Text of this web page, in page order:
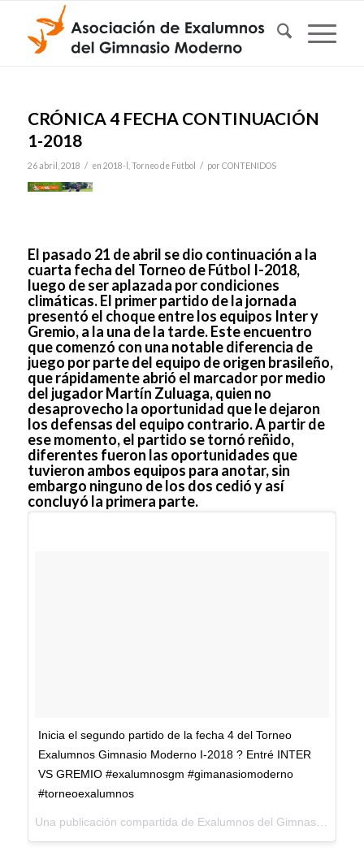
CRÓNICA 4 FECHA CONTINUACIÓN
1-2018
26 abril, 2018 / en 2018-l Torneo de Fútbol / por CONTENIDOS
El pasado 21 de abril se dio continuación a la
cuarta fecha del Torneo de Fútbol I-2018,
luego de ser aplazada por condiciones
climáticas. El primer partido de la jornada
presentó el choque entre los equipos Inter y
Gremio, a la una de la tarde. Este encuentro
que comenzó con una notable diferencia de
juego por parte del equipo de origen brasileño,
que rápidamente abrió el marcador por medio
del jugador Martín Zuluaga, quien no
desaprovecho la oportunidad que le dejaron
los defensas del equipo contrario. A partir de
ese momento, el partido se tornó reñido,
diferentes fueron las oportunidades que
tuvieron ambos equipos para anotar, sin
embargo ninguno de los dos cedió y así
concluyó la primera parte.
Inicia el segundo partido de la fecha 4 del Torneo
Exalumnos Gimnasio Moderno I-2018 ? Entré INTER
VS GREMIO #exalumnosgm #gimanasiomoderno
#torneoexalumnos
Una publicación compartida de Exalumnos del Gimnasio Moderno